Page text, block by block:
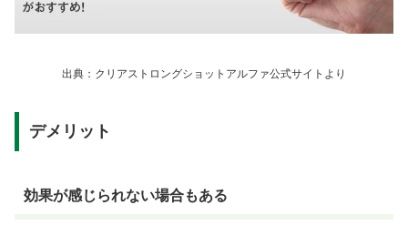
出典：クリアストロングショットアルファ公式サイトより
デメリット
効果が感じられない場合もある